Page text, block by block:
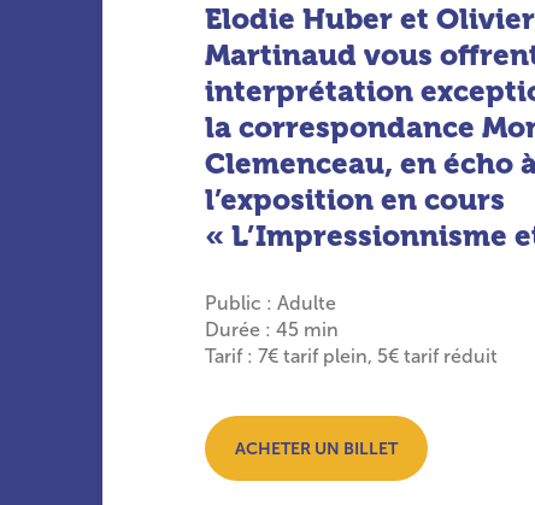
Elodie Huber et Olivier
Martinaud vous
interprétation
la correspondance
Clemenceau, en écho
l’exposition en cours
« L’Impressionnisme
Public : Adulte
Durée : 45 min
Tarif : 7€ tarif plein, 5€ tarif réduit
ACHETER UN BILLET